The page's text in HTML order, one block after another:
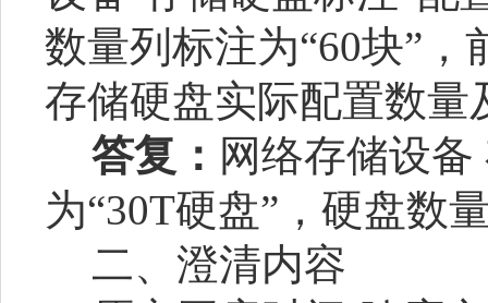
数量列标注为“60块”
存储硬盘实际配置数量
答复： 网络存储设备
为“30T硬盘”， 硬盘数
二、澄清内容